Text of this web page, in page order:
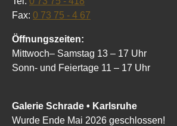
Fax: 0 73 75 - 4 67
Öffnungszeiten:
Mittwoch– Samstag 13 – 17 Uhr
Sonn- und Feiertage 11 – 17 Uhr
Galerie Schrade • Karlsruhe
Wurde Ende Mai 2026 geschlossen!